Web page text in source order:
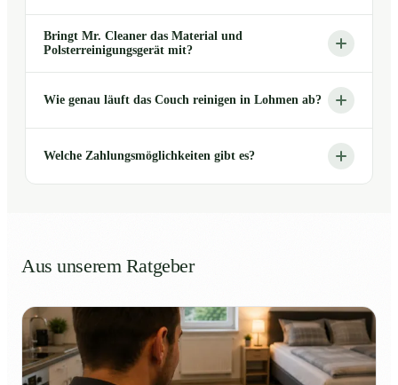
Bringt Mr. Cleaner das Material und
Polsterreinigungsgerät mit?
Wie genau läuft das Couch reinigen in Lohmen ab?
Welche Zahlungsmöglichkeiten gibt es?
Aus unserem Ratgeber